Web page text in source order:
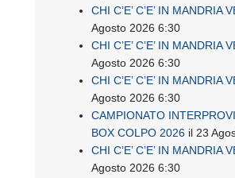
CHI C’E’ C’E’ IN MANDRIA
Agosto 2026 6:30
CHI C’E’ C’E’ IN MANDRIA
Agosto 2026 6:30
CHI C’E’ C’E’ IN MANDRIA
Agosto 2026 6:30
CAMPIONATO
BOX COLPO 2026 il 23
CHI C’E’ C’E’ IN MANDRIA
Agosto 2026 6:30